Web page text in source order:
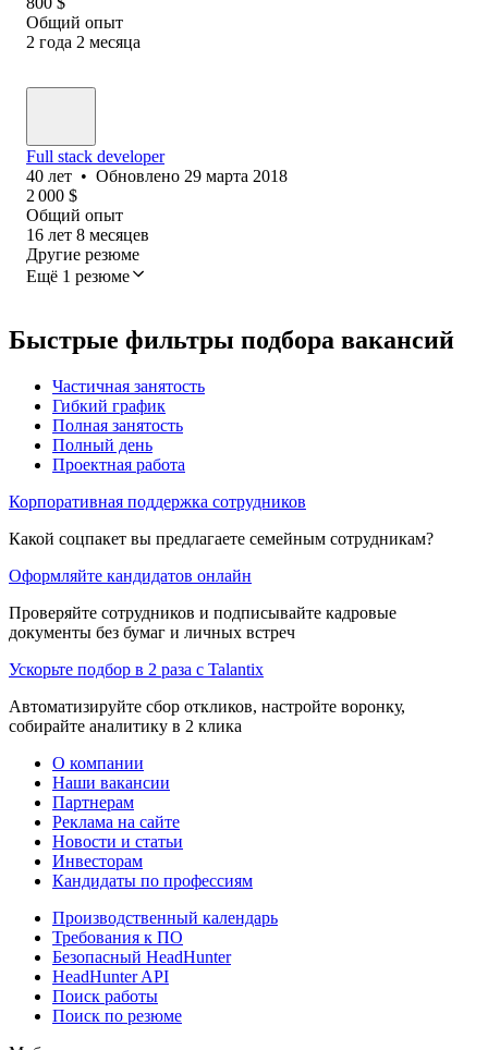
Общий опыт
2 года 2 месяца
Full stack developer
40 лет • Обновлено 29 марта 2018
2 000 $
Общий опыт
16 лет 8 месяцев
Другие резюме
Ещё 1 резюме
Быстрые фильтры подбора вакансий
Частичная занятость
Гибкий график
Полная занятость
Полный день
Проектная работа
Корпоративная поддержка сотрудников
Какой соцпакет вы предлагаете семейным сотрудникам?
Оформляйте кандидатов онлайн
Проверяйте сотрудников и подписывайте кадровые
документы без бумаг и личных встреч
Ускорьте подбор в 2 раза с Talantix
Автоматизируйте сбор откликов, настройте воронку,
собирайте аналитику в 2 клика
О компании
Наши вакансии
Партнерам
Реклама на сайте
Новости и статьи
Инвесторам
Кандидаты по профессиям
Производственный календарь
Требования к ПО
Безопасный HeadHunter
HeadHunter API
Поиск работы
Поиск по резюме